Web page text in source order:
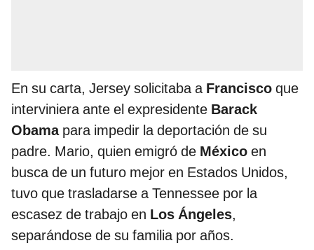
En su carta, Jersey solicitaba a Francisco que
interviniera ante el expresidente Barack
Obamapara impedir la deportación de su
padre. Mario, quien emigró de México en
busca de un futuro mejor en Estados Unidos,
tuvo que trasladarse a Tennessee por la
escasez de trabajo en Los Ángeles,
separándose de su familia por años.